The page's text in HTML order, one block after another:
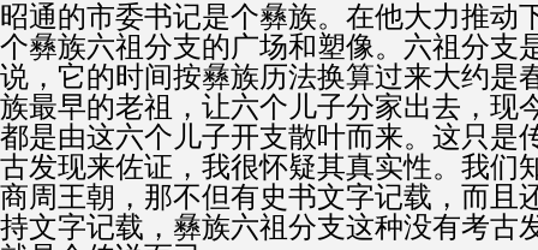
昭通的市委书记是个彝族。在他大力推动
个彝族六祖分支的广场和塑像。六祖分支
说，它的时间按彝族历法换算过来大约是
族最早的老祖，让六个儿子分家出去，现
都是由这六个儿子开支散叶而来。这只是
古发现来佐证，我很怀疑其真实性。我们
商周王朝，那不但有史书文字记载，而且
持文字记载，彝族六祖分支这种没有考古